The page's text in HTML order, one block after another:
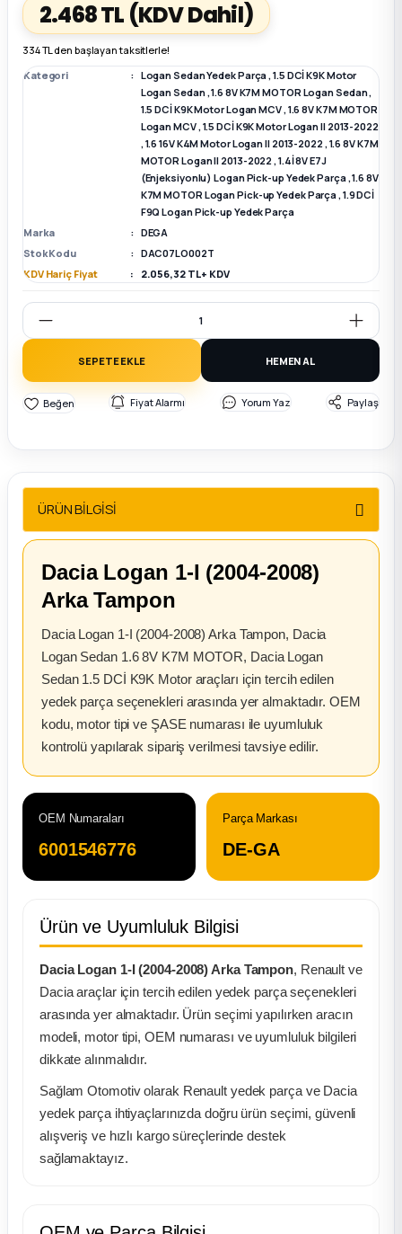
Parça
Parça
Parça
Sedan
Parça
Parça
Parça
2.468 TL (KDV Dahil)
334 TL den başlayan taksitlerle!
Kategori
Logan Sedan Yedek Parça,1.5 DCİ K9K Motor
Logan Sedan,1.6 8V K7M MOTOR Logan Sedan,
1.5 DCİ K9K Motor Logan MCV,1.6 8V K7M MOTOR
Logan MCV,1.5 DCİ K9K Motor Logan II 2013-2022
,1.6 16V K4M Motor Logan II 2013-2022,1.6 8V K7M
MOTOR Logan II 2013-2022,1.4İ 8V E7J
(Enjeksiyonlu) Logan Pick-up Yedek Parça,1.6 8V
K7M MOTOR Logan Pick-up Yedek Parça,1.9 DCİ
F9Q Logan Pick-up Yedek Parça
Marka
DEGA
Stok Kodu
DAC07LO002T
KDV Hariç Fiyat
2.056,32 TL + KDV
SEPETE EKLE HEMEN AL
Fiyat Alarmı Yorum Yaz Paylaş
ÜRÜN BİLGİSİ
Dacia Logan 1-I (2004-2008)
Arka Tampon
Dacia Logan 1-I (2004-2008) Arka Tampon, Dacia
Logan Sedan 1.6 8V K7M MOTOR, Dacia Logan
Sedan 1.5 DCİ K9K Motor araçları için tercih edilen
yedek parça seçenekleri arasında yer almaktadır. OEM
kodu, motor tipi ve ŞASE numarası ile uyumluluk
kontrolü yapılarak sipariş verilmesi tavsiye edilir.
OEM Numaraları
6001546776
Parça Markası
DE-GA
Ürün ve Uyumluluk Bilgisi
Dacia Logan 1-I (2004-2008) Arka Tampon, Renault ve
Dacia araçlar için tercih edilen yedek parça seçenekleri
arasında yer almaktadır. Ürün seçimi yapılırken aracın
modeli, motor tipi, OEM numarası ve uyumluluk bilgileri
dikkate alınmalıdır.
Sağlam Otomotiv olarak Renault yedek parça ve Dacia
yedek parça ihtiyaçlarınızda doğru ürün seçimi, güvenli
alışveriş ve hızlı kargo süreçlerinde destek
sağlamaktayız.